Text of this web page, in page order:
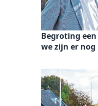
Begroting
we zijn er